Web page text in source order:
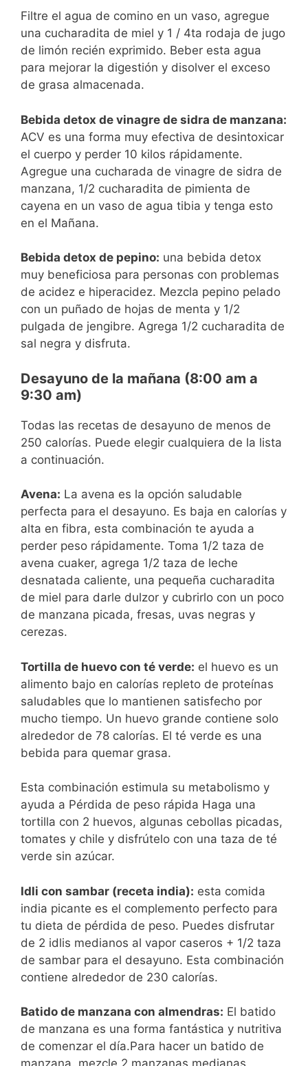
Filtre el agua de comino en un vaso, agregue
una cucharadita de miel y 1 / 4ta rodaja de jugo
de limón recién exprimido. Beber esta agua
para mejorar la digestión y disolver el exceso
de grasa almacenada.
Bebida detox de vinagre de sidra de manzana:
ACV es una forma muy efectiva de desintoxicar
el cuerpo y perder 10 kilos rápidamente.
Agregue una cucharada de vinagre de sidra de
manzana, 1/2 cucharadita de pimienta de
cayena en un vaso de agua tibia y tenga esto
en el Mañana.
Bebida detox de pepino: una bebida detox
muy beneficiosa para personas con problemas
de acidez e hiperacidez. Mezcla pepino pelado
con un puñado de hojas de menta y 1/2
pulgada de jengibre. Agrega 1/2 cucharadita de
sal negra y disfruta.
Desayuno de la mañana (8:00 am a
9:30 am)
Todas las recetas de desayuno de menos de
250 calorías. Puede elegir cualquiera de la lista
a continuación.
Avena: La avena es la opción saludable
perfecta para el desayuno. Es baja en calorías y
alta en fibra, esta combinación te ayuda a
perder peso rápidamente. Toma 1/2 taza de
avena cuaker, agrega 1/2 taza de leche
desnatada caliente, una pequeña cucharadita
de miel para darle dulzor y cubrirlo con un poco
de manzana picada, fresas, uvas negras y
cerezas.
Tortilla de huevo con té verde: el huevo es un
alimento bajo en calorías repleto de proteínas
saludables que lo mantienen satisfecho por
mucho tiempo. Un huevo grande contiene solo
alrededor de 78 calorías. El té verde es una
bebida para quemar grasa.
Esta combinación estimula su metabolismo y
ayuda a Pérdida de peso rápida Haga una
tortilla con 2 huevos, algunas cebollas picadas,
tomates y chile y disfrútelo con una taza de té
verde sin azúcar.
Idli con sambar (receta india): esta comida
india picante es el complemento perfecto para
tu dieta de pérdida de peso. Puedes disfrutar
de 2 idlis medianos al vapor caseros + 1/2 taza
de sambar para el desayuno. Esta combinación
contiene alrededor de 230 calorías.
Batido de manzana con almendras: El batido
de manzana es una forma fantástica y nutritiva
de comenzar el día.Para hacer un batido de